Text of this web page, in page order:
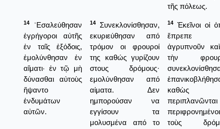
τῆς πόλεως.
14
᾿Εσαλεύθησαν
ἐγρήγοροι αὐτῆς
ἐν ταῖς ἐξόδοις,
ἐμολύνθησαν ἐν
αἵματι· ἐν τῷ μὴ
δύνασθαι αὐτοὺς
ἥψαντο
ἐνδυμάτων
αὐτῶν.
14
Συνεκλονίσθησαν,
εκυριεύθησαν από
τρόμον οι φρουροί
της καθώς γυρίζουν
στους δρόμους·
εμολύνθησαν από
αίματα. Δεν
ημπορούσαν να
εγγίσουν τα
μολυσμένα από το
14
Ἐκεῖνοι οἱ
ἔπρεπε
ἀγρυπνοῦν
τὴν
καθὼς
περιπλανῶνται
τοὺς